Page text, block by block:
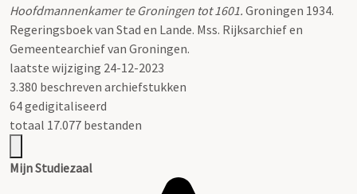
Hoofdmannenkamer te Groningen tot 1601. Groningen 1934.
Regeringsboek van Stad en Lande. Mss. Rijksarchief en
Gemeentearchief van Groningen.
laatste wijziging 24-12-2023
3.380 beschreven archiefstukken
64 gedigitaliseerd
totaal 17.077 bestanden
Mijn Studiezaal